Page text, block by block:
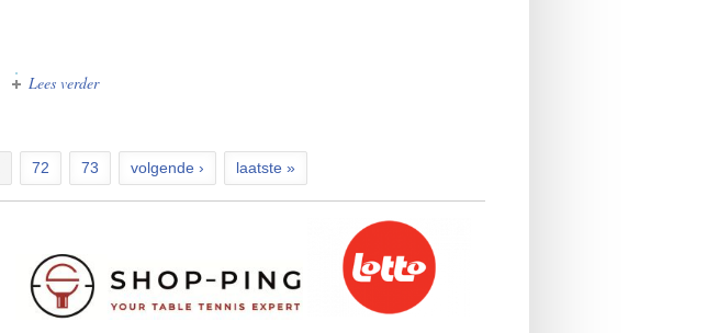
Lees verderover World Tour Duitsland 2015
72 73 volgende › laatste »